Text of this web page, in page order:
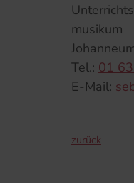
musikum
Tel.: 01
E-Mail:
zurück